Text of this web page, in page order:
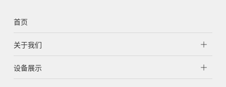
首页
关于我们
设备展示